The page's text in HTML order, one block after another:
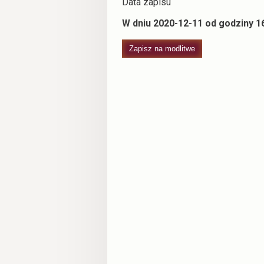
W dniu 2020-12-11 od godziny
Zapisz na modlitwe